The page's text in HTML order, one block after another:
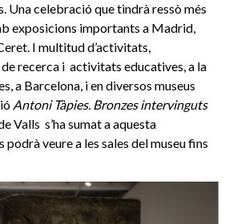
Una celebració que tindrà ressò més
exposicions importants a Madrid,
I multitud d’activitats,
recerca i activitats educatives, a la
a Barcelona, i en diversos museus
Antoni Tàpies. Bronzes intervinguts
Valls s’ha sumat a aquesta
veure a les sales del museu fins